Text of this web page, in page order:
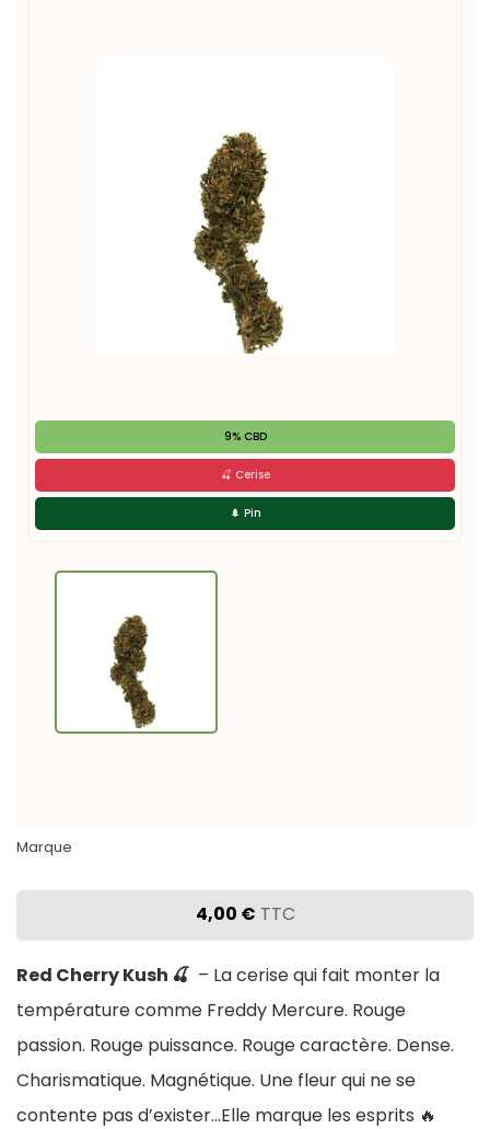
9% CBD
🍒 Cerise
🌲 Pin
Marque
4,00 € TTC
Red Cherry Kush 🍒 – La cerise qui fait monter la
température comme Freddy Mercure. Rouge
passion. Rouge puissance. Rouge caractère. Dense.
Charismatique. Magnétique. Une fleur qui ne se
contente pas d’exister…Elle marque les esprits 🔥